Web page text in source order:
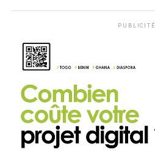
PUBLICITÉ